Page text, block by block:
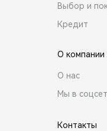
Выбор и
Кредит
О компании
О нас
Мы в
Контакты